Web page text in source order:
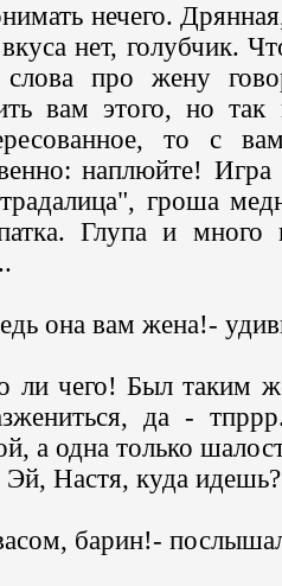
нечего.
нет, голубчик.
слова про жену
вам этого, но
то с
наплюйте!
гроша
Глупа и
она вам жена!-
ли чего! Был таким
да -
а одна только
Эй, Настя, куда идешь?
барин!-